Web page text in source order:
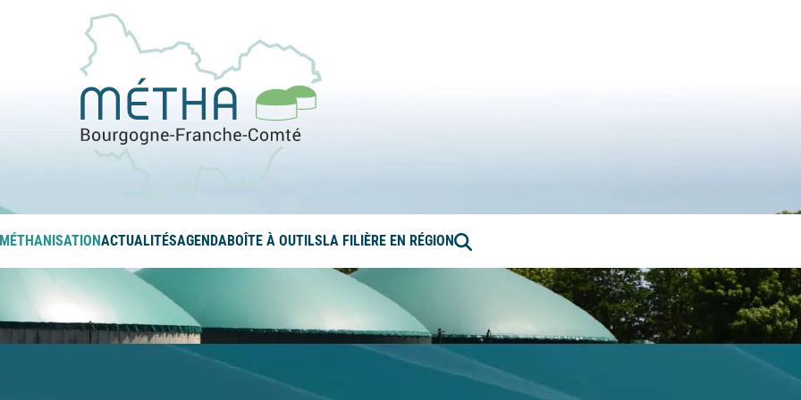
ACTUALITÉSAGENDABOÎTE À OUTILSLA FILIÈRE EN RÉGIONRechercher